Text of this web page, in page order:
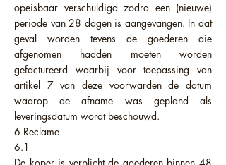
opeisbaar verschuldigd zodra een (nieuwe)
periode van 28 dagen is aangevangen. In dat
geval worden tevens de goederen die
afgenomen hadden moeten worden
gefactureerd waarbij voor toepassing van
artikel 7 van deze voorwarden de datum
waarop de afname was gepland als
leveringsdatum wordt beschouwd.
6 Reclame
6.1